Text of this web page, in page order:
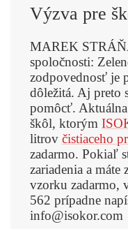
Výzva pre
MAREK
spoločnosti:
zodpovednosť je
dôležitá. Aj preto
pomôcť.
škôl, ktorým
litrovčistiaceho
zadarmo. Pokiaľ
zariadenia a
vzorku zadarmo,
562 prípadne
info@isokor.com